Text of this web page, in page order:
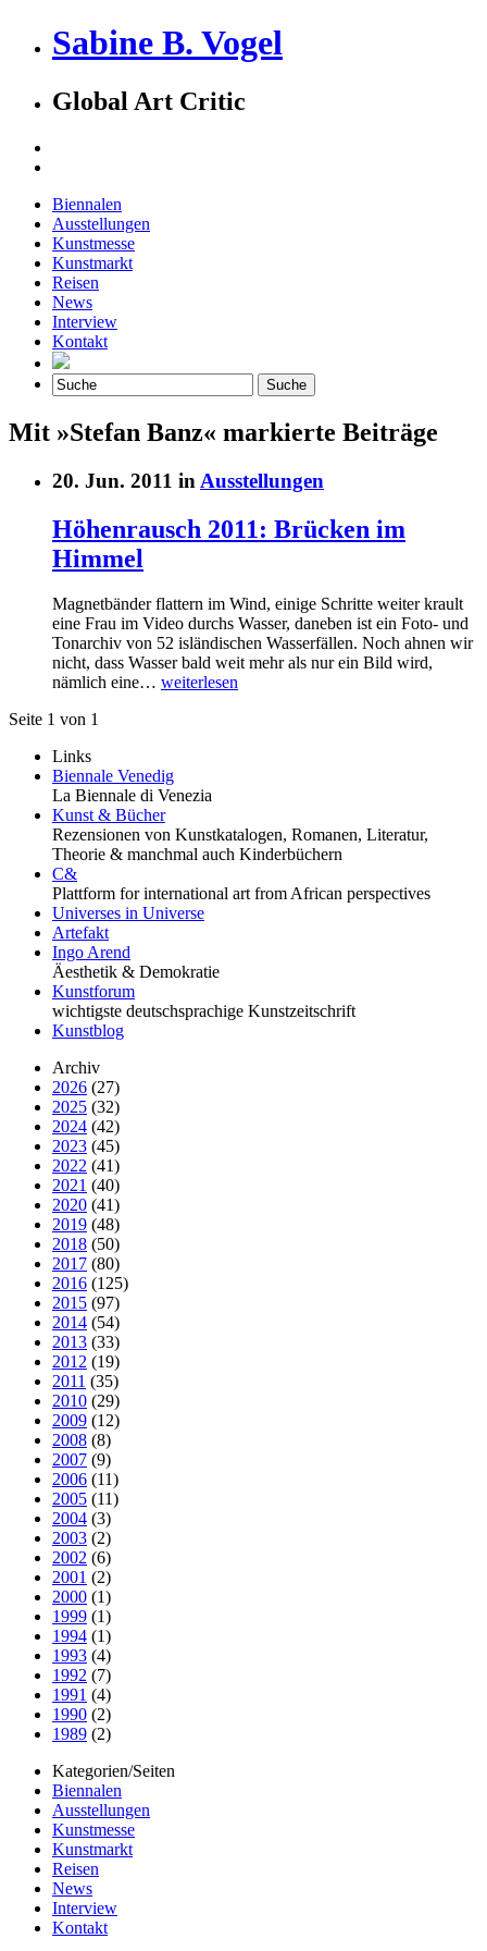
Sabine B. Vogel
Global Art Critic
Biennalen
Ausstellungen
Kunstmesse
Kunstmarkt
Reisen
News
Interview
Kontakt
Mit »Stefan Banz« markierte Beiträge
20. Jun. 2011 in Ausstellungen
Höhenrausch 2011: Brücken im
Himmel
Magnetbänder flattern im Wind, einige Schritte weiter krault
eine Frau im Video durchs Wasser, daneben ist ein Foto- und
Tonarchiv von 52 isländischen Wasserfällen. Noch ahnen wir
nicht, dass Wasser bald weit mehr als nur ein Bild wird,
nämlich eine… weiterlesen
Seite 1 von 1
Links
Biennale Venedig
La Biennale di Venezia
Kunst & Bücher
Rezensionen von Kunstkatalogen, Romanen, Literatur,
Theorie & manchmal auch Kinderbüchern
C&
Plattform for international art from African perspectives
Universes in Universe
Artefakt
Ingo Arend
Äesthetik & Demokratie
Kunstforum
wichtigste deutschsprachige Kunstzeitschrift
Kunstblog
Archiv
2026 (27)
2025 (32)
2024 (42)
2023 (45)
2022 (41)
2021 (40)
2020 (41)
2019 (48)
2018 (50)
2017 (80)
2016 (125)
2015 (97)
2014 (54)
2013 (33)
2012 (19)
2011 (35)
2010 (29)
2009 (12)
2008 (8)
2007 (9)
2006 (11)
2005 (11)
2004 (3)
2003 (2)
2002 (6)
2001 (2)
2000 (1)
1999 (1)
1994 (1)
1993 (4)
1992 (7)
1991 (4)
1990 (2)
1989 (2)
Kategorien/Seiten
Biennalen
Ausstellungen
Kunstmesse
Kunstmarkt
Reisen
News
Interview
Kontakt